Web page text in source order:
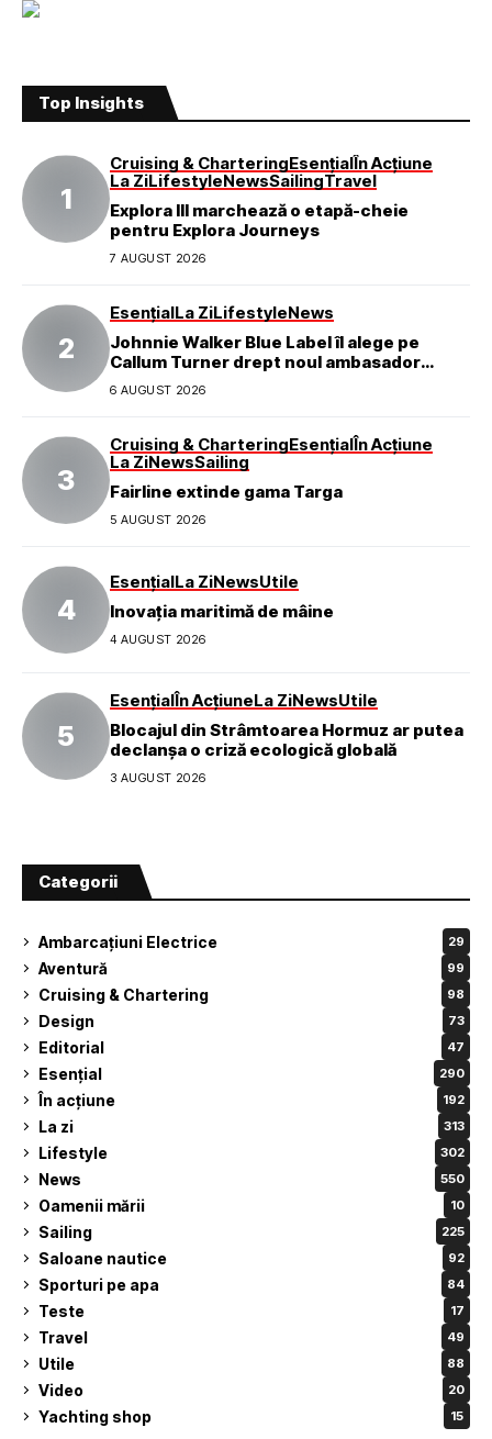
Top Insights
Cruising & CharteringEsențialÎn Acțiune
La ZiLifestyleNewsSailingTravel
Explora III marchează o etapă-cheie
pentru Explora Journeys
7 AUGUST 2026
EsențialLa ZiLifestyleNews
Johnnie Walker Blue Label îl alege pe
Callum Turner drept noul ambasador
global al mărcii
6 AUGUST 2026
Cruising & CharteringEsențialÎn Acțiune
La ZiNewsSailing
Fairline extinde gama Targa
5 AUGUST 2026
EsențialLa ZiNewsUtile
Inovația maritimă de mâine
4 AUGUST 2026
EsențialÎn AcțiuneLa ZiNewsUtile
Blocajul din Strâmtoarea Hormuz ar putea
declanșa o criză ecologică globală
3 AUGUST 2026
Categorii
Ambarcațiuni Electrice 29
Aventură 99
Cruising & Chartering 98
Design 73
Editorial 47
Esențial 290
În acțiune 192
La zi 313
Lifestyle 302
News 550
Oamenii mării 10
Sailing 225
Saloane nautice 92
Sporturi pe apa 84
Teste 17
Travel 49
Utile 88
Video 20
Yachting shop 15